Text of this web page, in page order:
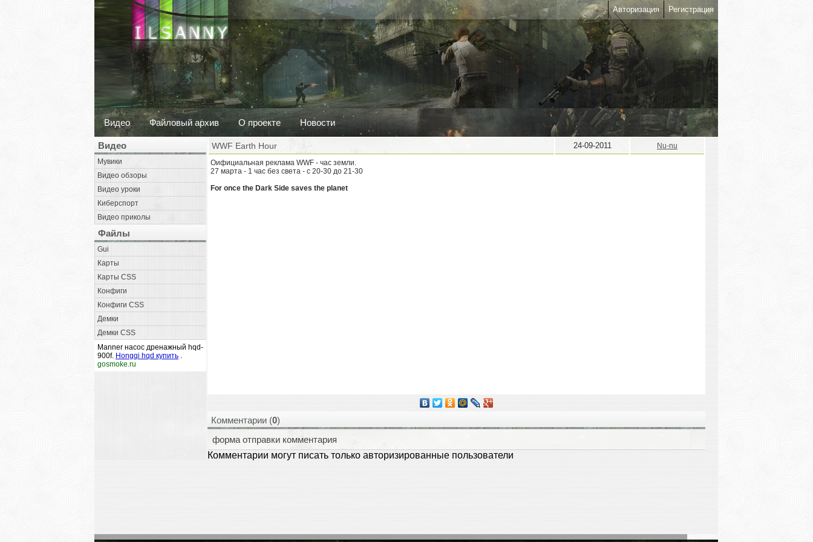
Авторизация Регистрация
Видео Файловый архив О проекте Новости
Видео
Мувики
Видео обзоры
Видео уроки
Киберспорт
Видео приколы
Файлы
Gui
Карты
Карты CSS
Конфиги
Конфиги CSS
Демки
Демки CSS
Manner насос дренажный hqd-
900f. Hongqi hqd купить .
gosmoke.ru
WWF Earth Hour 24-09-2011
Nu-nu
Оифициальная реклама WWF - час земли.
27 марта - 1 час без света - с 20-30 до 21-30
For once the Dark Side saves the planet
Комментарии (0)
форма отправки комментария
Комментарии могут писать только авторизированные пользователи